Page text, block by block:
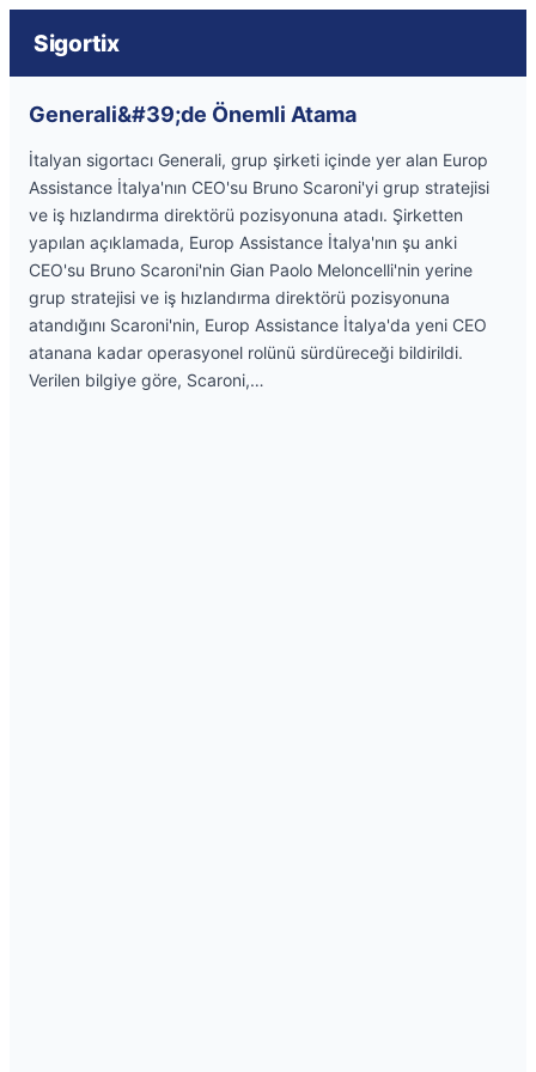
Sigortix
Generali&#39;de Önemli Atama
İtalyan sigortacı Generali, grup şirketi içinde yer alan Europ
Assistance İtalya'nın CEO'su Bruno Scaroni'yi grup stratejisi
ve iş hızlandırma direktörü pozisyonuna atadı. Şirketten
yapılan açıklamada, Europ Assistance İtalya'nın şu anki
CEO'su Bruno Scaroni'nin Gian Paolo Meloncelli'nin yerine
grup stratejisi ve iş hızlandırma direktörü pozisyonuna
atandığını Scaroni'nin, Europ Assistance İtalya'da yeni CEO
atanana kadar operasyonel rolünü sürdüreceği bildirildi.
Verilen bilgiye göre, Scaroni,…